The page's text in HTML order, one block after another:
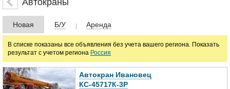
руб.
Марка
Автокраны
Новая Б/У Аренда
В списке показаны все объявления без учета вашего региона. Показать
результат с учетом региона Россия
Автокран Ивановец
КС-45717К-3Р